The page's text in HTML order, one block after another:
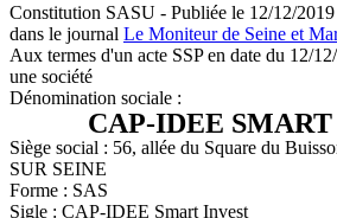
Constitution SASU - Publiée le 12/12/2019
dans le journal Le Moniteur de Seine et
Aux termes d'un acte SSP en date du 12/
une société
Dénomination sociale :
CAP-IDEE
Siège social : 56, allée du Square du
SUR SEINE
Forme : SAS
Sigle : CAP-IDEE Smart Invest